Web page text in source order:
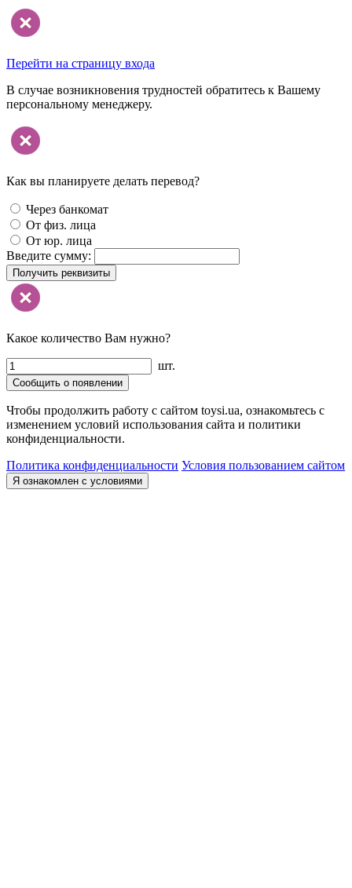
Перейти на страницу входа
В случае возникновения трудностей обратитесь к Вашему
персональному менеджеру.
Как вы планируете делать перевод?
Через банкомат
От физ. лица
От юр. лица
Введите сумму:
Получить реквизиты
Какое количество Вам нужно?
шт.
Сообщить о появлении
Чтобы продолжить работу с сайтом toysi.ua, ознакомьтесь с
изменением условий использования сайта и политики
конфиденциальности.
Политика конфиденциальности Условия пользованием сайтом
Я ознакомлен с условиями